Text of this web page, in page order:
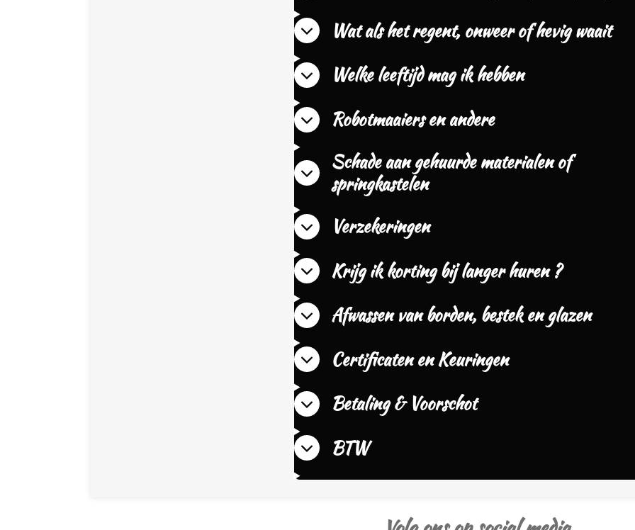
Wat als het regent, onweer of hevig waait
Welke leeftijd mag ik hebben
Robotmaaiers en andere
Schade aan gehuurde materialen of
springkastelen
Verzekeringen
Krijg ik korting bij langer huren ?
Afwassen van borden, bestek en glazen
Certificaten en Keuringen
Betaling & Voorschot
BTW